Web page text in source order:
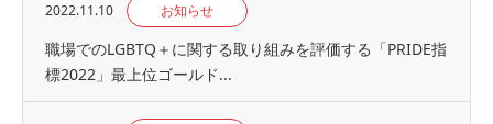
2022.11.10 お知らせ
職場でのLGBTQ＋に関する取り組みを評価する「PRIDE指
標2022」最上位ゴールド...